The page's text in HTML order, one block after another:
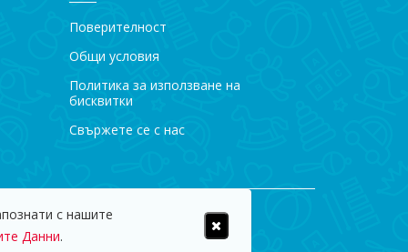
с нашите
Данни.
Поверителност
Общи условия
Политика за използване на
бисквитки
Свържете се с нас